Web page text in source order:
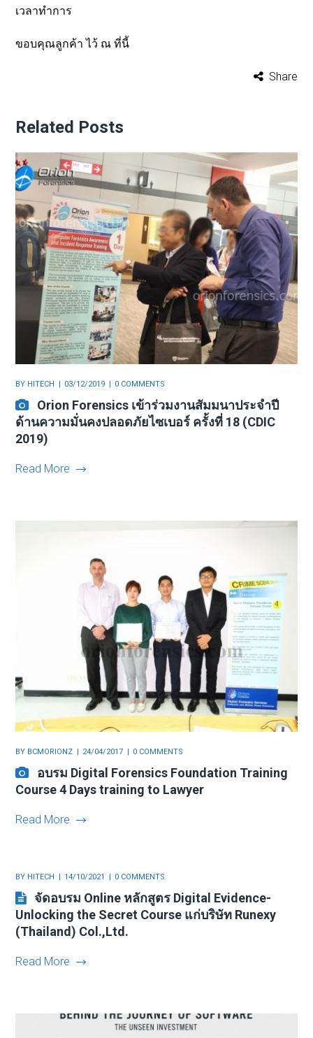
เวลาทำการ
ขอบคุณลูกค้า ไว้ ณ ที่นี้
Share
Related Posts
BY HITECH 03/12/2019 0 COMMENTS
Orion Forensics เข้าร่วมงานสัมมนาประจำปี
ด้านความมั่นคงปลอดภัยไซเบอร์ ครั้งที่ 18 (CDIC
2019)
Read More
BY BCMORIONZ 24/04/2017 0 COMMENTS
อบรม Digital Forensics Foundation Training
Course 4 Days training to Lawyer
Read More
BY HITECH 14/10/2021 0 COMMENTS
จัดอบรม Online หลักสูตร Digital Evidence-
Unlocking the Secret Course แก่บริษัท Runexy
(Thailand) Col.,Ltd.
Read More